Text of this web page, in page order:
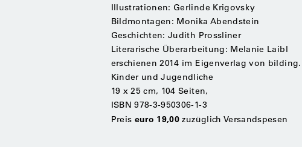
Illustrationen: Gerlinde Krigovsky
Bildmontagen: Monika Abendstein
Geschichten: Judith Prossliner
Literarische Überarbeitung: Melanie Laibl
erschienen 2014 im Eigenverlag von
Kinder und Jugendliche
19 x 25 cm, 104 Seiten,
ISBN 978-3-950306-1-3
Preis euro 19,00 zuzüglich Versandspesen